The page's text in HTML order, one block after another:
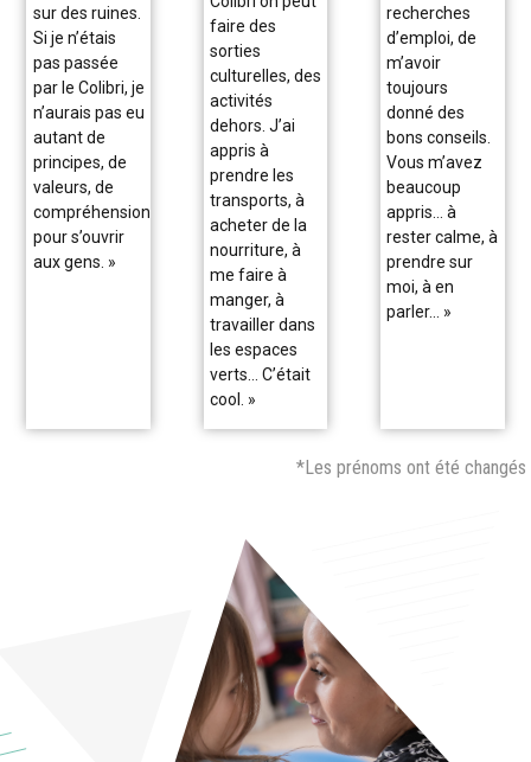
sur des ruines.
Si je n’étais
pas passée
par le Colibri, je
n’aurais pas eu
autant de
principes, de
valeurs, de
compréhension
pour s’ouvrir
aux gens. »
faire des
sorties
culturelles, des
activités
dehors. J’ai
appris à
prendre les
transports, à
acheter de la
nourriture, à
me faire à
manger, à
travailler dans
les espaces
verts… C’était
cool. »
recherches
d’emploi, de
m’avoir
toujours
donné des
bons conseils.
Vous m’avez
beaucoup
appris… à
rester calme, à
prendre sur
moi, à en
parler… »
*Les prénoms ont été changés